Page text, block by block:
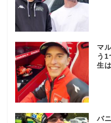
マ
う1
生
バ